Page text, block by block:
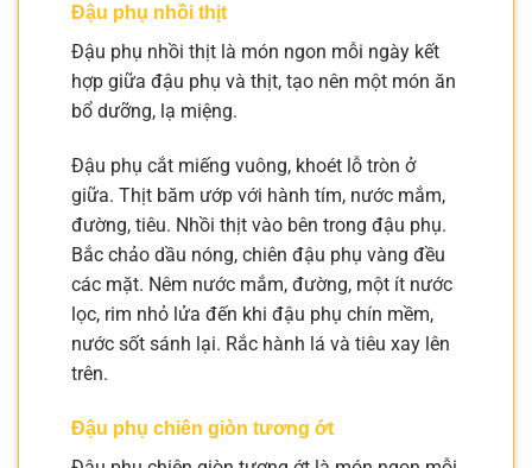
Đậu phụ nhồi thịt
Đậu phụ nhồi thịt là món ngon mỗi ngày kết
hợp giữa đậu phụ và thịt, tạo nên một món ăn
bổ dưỡng, lạ miệng.
Đậu phụ cắt miếng vuông, khoét lỗ tròn ở
giữa. Thịt băm ướp với hành tím, nước mắm,
đường, tiêu. Nhồi thịt vào bên trong đậu phụ.
Bắc chảo dầu nóng, chiên đậu phụ vàng đều
các mặt. Nêm nước mắm, đường, một ít nước
lọc, rim nhỏ lửa đến khi đậu phụ chín mềm,
nước sốt sánh lại. Rắc hành lá và tiêu xay lên
trên.
Đậu phụ chiên giòn tương ớt